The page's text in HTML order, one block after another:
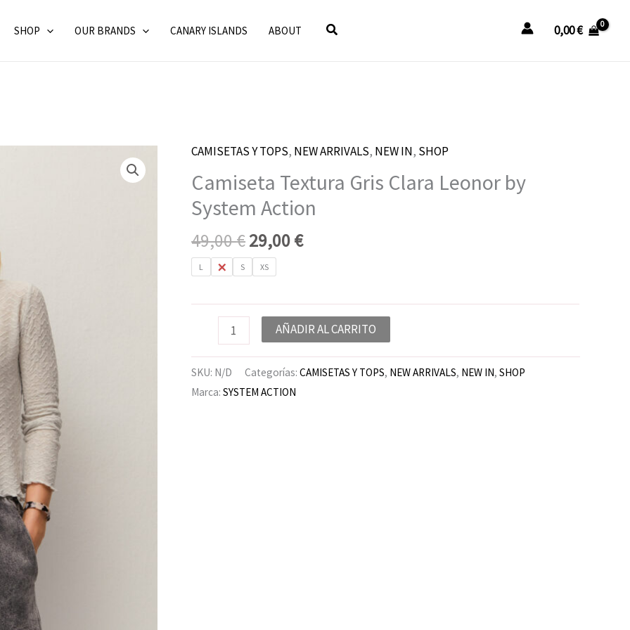
SHOP OUR BRANDS CANARY ISLANDS ABOUT Buscar 0,00€
CAMISETAS Y TOPS, NEW ARRIVALS, NEW IN, SHOP
Camiseta Textura Gris Clara Leonor by
System Action
49,00€
El
precio
original
era:
49,00 €.
29,00€
El
precio
actual
es:
29,00 €.
L M S XS
Camiseta
Textura
Gris
Clara
Leonor
System
AÑADIR AL CARRITO
SKU: N/D Categorías:CAMISETAS Y TOPS, NEW ARRIVALS, NEW IN,SHOP
Marca:SYSTEM ACTION